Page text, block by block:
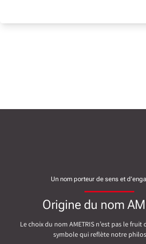
Un nom porteur de sens et
Origine du nom
Le choix du nom AMETRIS n’est pas le
symbole qui reflète notre